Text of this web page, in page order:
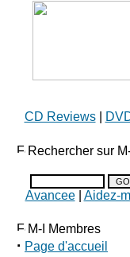
CD Reviews|
Rechercher sur
Avancee| Aidez-
M-I Membres
· Page d'accueil